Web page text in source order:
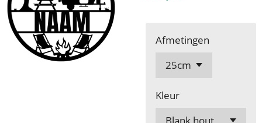
Afmetingen
Kleur